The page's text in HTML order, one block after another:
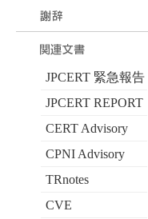
JPCERT 緊急報告
JPCERT REPORT
CERT Advisory
CPNI Advisory
TRnotes
CVE